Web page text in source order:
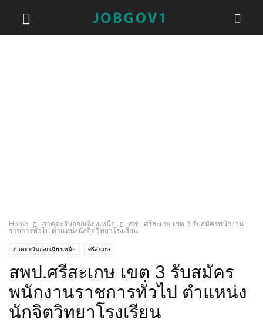
Home ภาคตะวันออกเฉียงเหนือ
สพป.ศรีสะเกษ เขต 3 รับสมัครพนักงาน
ราชการทั่วไป ตำแหน่งนักจิตวิทยาโรงเรียน
ภาคตะวันออกเฉียงเหนือ ศรีสะเกษ
สพป.ศรีสะเกษ เขต 3 รับสมัคร
พนักงานราชการทั่วไป ตำแหน่ง
นักจิตวิทยาโรงเรียน